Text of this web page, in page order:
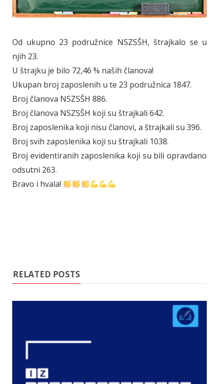
Od ukupno 23 podružnice NSZSŠH, štrajkalo se u
njih 23.
U štrajku je bilo 72,46 % naših članova!
Ukupan broj zaposlenih u te 23 podružnica 1847.
Broj članova NSZSŠH 886.
Broj članova NSZSŠH koji su štrajkali 642.
Broj zaposlenika koji nisu članovi, a štrajkali su 396.
Broj svih zaposlenika koji su štrajkali 1038.
Broj evidentiranih zaposlenika koji su bili opravdano
odsutni 263.
Bravo i hvala!
RELATED POSTS